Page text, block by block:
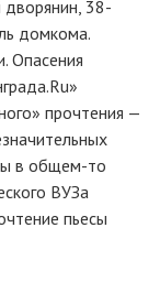
38-
домкома.
Опасения
прочтения —
в общем-то
ВУЗа
пьесы